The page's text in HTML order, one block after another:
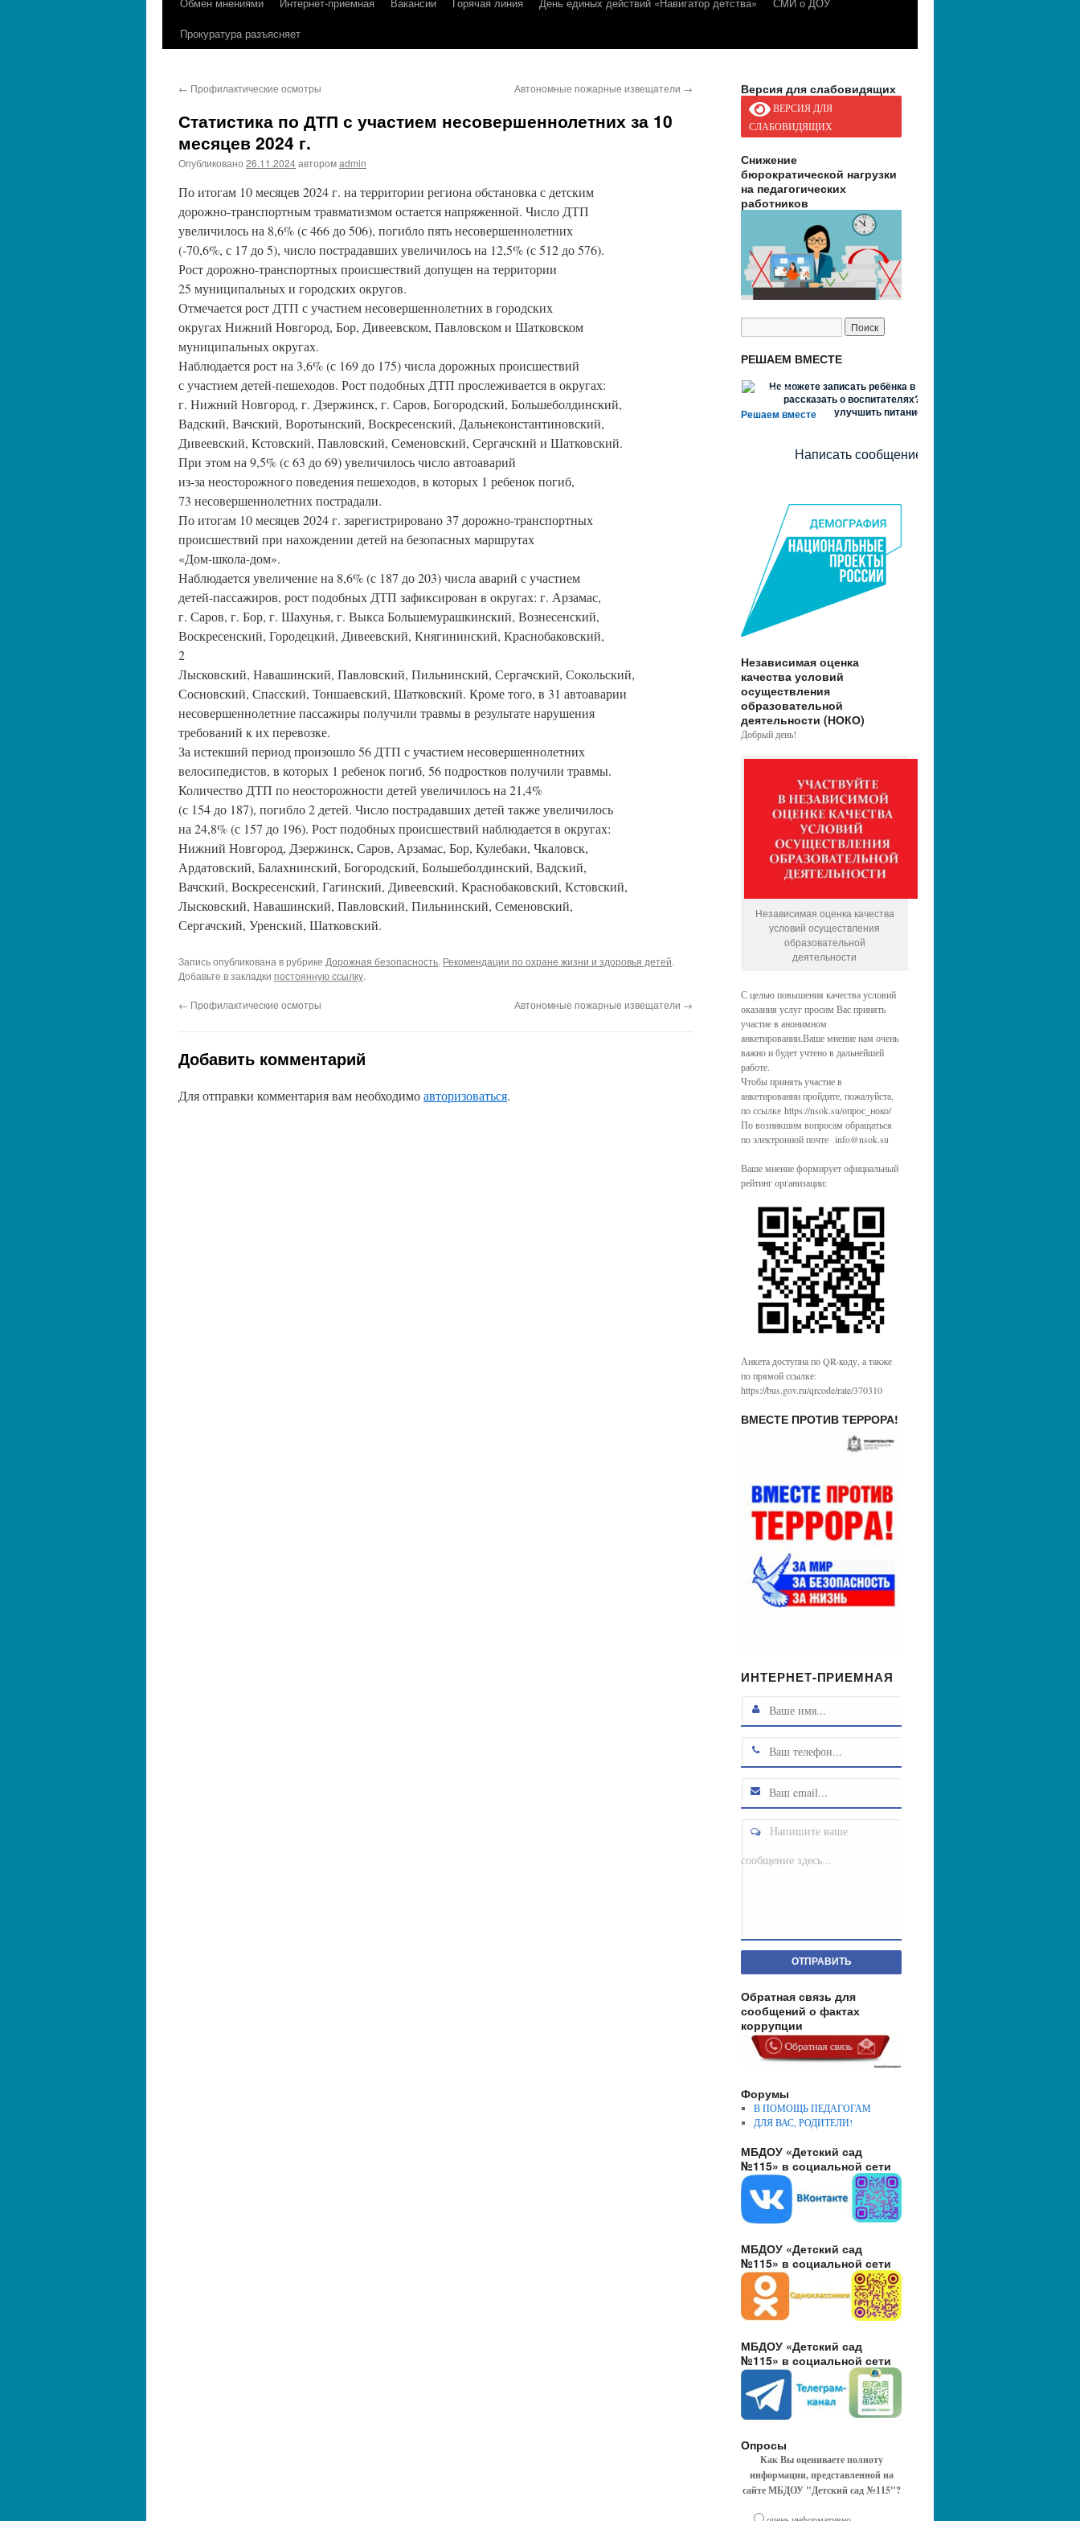
Прокуратура разъясняет
← Профилактические осмотры Автономные пожарные извещатели →
Статистика по ДТП с участием несовершеннолетних за 10
месяцев 2024 г.
Опубликовано 26.11.2024авторомadmin
По итогам 10 месяцев 2024 г. на территории региона обстановка с детским
дорожно-транспортным травматизмом остается напряженной. Число ДТП
увеличилось на 8,6% (с 466 до 506), погибло пять несовершеннолетних
(-70,6%, с 17 до 5), число пострадавших увеличилось на 12,5% (с 512 до 576).
Рост дорожно-транспортных происшествий допущен на территории
25 муниципальных и городских округов.
Отмечается рост ДТП с участием несовершеннолетних в городских
округах Нижний Новгород, Бор, Дивеевском, Павловском и Шатковском
муниципальных округах.
Наблюдается рост на 3,6% (с 169 до 175) числа дорожных происшествий
с участием детей-пешеходов. Рост подобных ДТП прослеживается в округах:
г. Нижний Новгород, г. Дзержинск, г. Саров, Богородский, Большеболдинский,
Вадский, Вачский, Воротынский, Воскресенский, Дальнеконстантиновский,
Дивеевский, Кстовский, Павловский, Семеновский, Сергачский и Шатковский.
При этом на 9,5% (с 63 до 69) увеличилось число автоаварий
из-за неосторожного поведения пешеходов, в которых 1 ребенок погиб,
73 несовершеннолетних пострадали.
По итогам 10 месяцев 2024 г. зарегистрировано 37 дорожно-транспортных
происшествий при нахождении детей на безопасных маршрутах
«Дом-школа-дом».
Наблюдается увеличение на 8,6% (с 187 до 203) числа аварий с участием
детей-пассажиров, рост подобных ДТП зафиксирован в округах: г. Арзамас,
г. Саров, г. Бор, г. Шахунья, г. Выкса Большемурашкинский, Вознесенский,
Воскресенский, Городецкий, Дивеевский, Княгининский, Краснобаковский,
2
Лысковский, Навашинский, Павловский, Пильнинский, Сергачский, Сокольский,
Сосновский, Спасский, Тоншаевский, Шатковский. Кроме того, в 31 автоаварии
несовершеннолетние пассажиры получили травмы в результате нарушения
требований к их перевозке.
За истекший период произошло 56 ДТП с участием несовершеннолетних
велосипедистов, в которых 1 ребенок погиб, 56 подростков получили травмы.
Количество ДТП по неосторожности детей увеличилось на 21,4%
(с 154 до 187), погибло 2 детей. Число пострадавших детей также увеличилось
на 24,8% (с 157 до 196). Рост подобных происшествий наблюдается в округах:
Нижний Новгород, Дзержинск, Саров, Арзамас, Бор, Кулебаки, Чкаловск,
Ардатовский, Балахнинский, Богородский, Большеболдинский, Вадский,
Вачский, Воскресенский, Гагинский, Дивеевский, Краснобаковский, Кстовский,
Лысковский, Навашинский, Павловский, Пильнинский, Семеновский,
Сергачский, Уренский, Шатковский.
Запись опубликована в рубрике Дорожная безопасность, Рекомендации по охране жизни и здоровья детей.
Добавьте в закладки постоянную ссылку.
← Профилактические осмотры Автономные пожарные извещатели →
Добавить комментарий
Для отправки комментария вам необходимоавторизоваться.
Версия для слабовидящих
ВЕРСИЯ ДЛЯ
СЛАБОВИДЯЩИХ
Снижение
бюрократической нагрузки
на педагогических
работников
РЕШАЕМ ВМЕСТЕ
Решаем вместе
Не можете записать ребёнка в сад? Хотите
рассказать о воспитателях? Знаете, как
улучшить питание и занятия?
Написать сообщение
Независимая оценка
качества условий
осуществления
образовательной
деятельности (НОКО)
Добрый день!
Независимая оценка качества
условий осуществления
образовательной
деятельности
С целью повышения качества условий
оказания услуг просим Вас принять
участие в анонимном
анкетировании.Ваше мнение нам очень
важно и будет учтено в дальнейшей
работе.
Чтобы принять участие в
анкетировании пройдите, пожалуйста,
по ссылке https://nsok.su/опрос_ноко/
По возникшим вопросам обращаться
по электронной почте info@nsok.su
Ваше мнение формирует официальный
рейтинг организации:
Анкета доступна по QR-коду, а также
по прямой ссылке:
https://bus.gov.ru/qrcode/rate/370310
ВМЕСТЕ ПРОТИВ ТЕРРОРА!
ИНТЕРНЕТ-ПРИЕМНАЯ
Напишите ваше
сообщение здесь...
ОТПРАВИТЬ
Обратная связь для
сообщений о фактах
коррупции
Форумы
В ПОМОЩЬ ПЕДАГОГАМ
ДЛЯ ВАС, РОДИТЕЛИ!
МБДОУ «Детский сад
№115» в социальной сети
МБДОУ «Детский сад
№115» в социальной сети
МБДОУ «Детский сад
№115» в социальной сети
Опросы
Как Вы оцениваете полноту
информации, представленной на
сайте МБДОУ "Детский сад №115"?